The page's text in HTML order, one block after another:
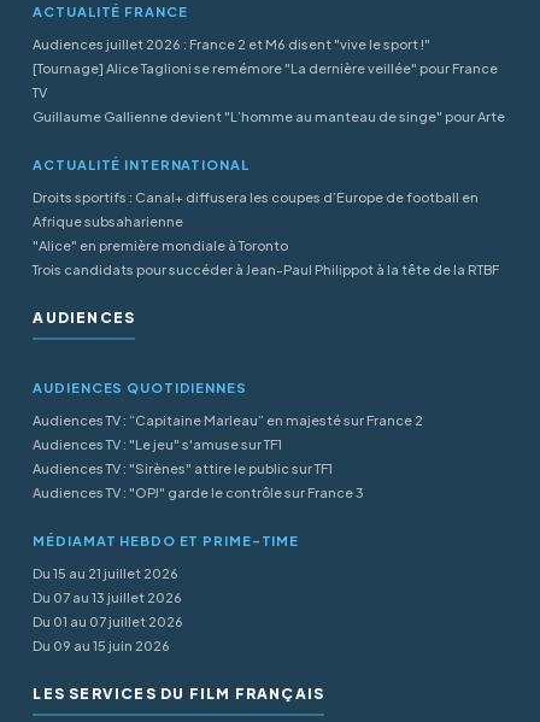
ACTUALITÉ FRANCE
Audiences juillet 2026 : France 2 et M6 disent "vive le sport !"
[Tournage] Alice Taglioni se remémore "La dernière veillée" pour France
TV
Guillaume Gallienne devient "L’homme au manteau de singe" pour Arte
ACTUALITÉ INTERNATIONAL
Droits sportifs : Canal+ diffusera les coupes d’Europe de football en
Afrique subsaharienne
"Alice" en première mondiale à Toronto
Trois candidats pour succéder à Jean-Paul Philippot à la tête de la RTBF
AUDIENCES
AUDIENCES QUOTIDIENNES
Audiences TV : “Capitaine Marleau” en majesté sur France 2
Audiences TV : "Le jeu" s'amuse sur TF1
Audiences TV : "Sirènes" attire le public sur TF1
Audiences TV : "OPJ" garde le contrôle sur France 3
MÉDIAMAT HEBDO ET PRIME-TIME
Du 15 au 21 juillet 2026
Du 07 au 13 juillet 2026
Du 01 au 07 juillet 2026
Du 09 au 15 juin 2026
LES SERVICES DU FILM FRANÇAIS